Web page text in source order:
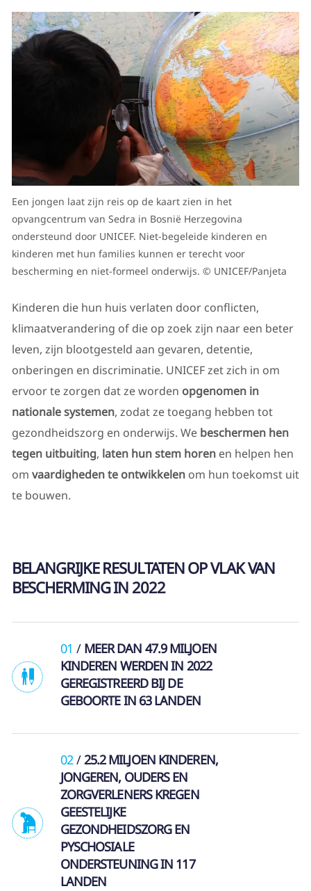
Een jongen laat zijn reis op de kaart zien in het
opvangcentrum van Sedra in Bosnië Herzegovina
ondersteund door UNICEF. Niet-begeleide kinderen en
kinderen met hun families kunnen er terecht voor
bescherming en niet-formeel onderwijs. © UNICEF/Panjeta
Kinderen die hun huis verlaten door conflicten,
klimaatverandering of die op zoek zijn naar een beter
leven, zijn blootgesteld aan gevaren, detentie,
onberingen en discriminatie. UNICEF zet zich in om
ervoor te zorgen dat ze worden opgenomen in
nationale systemen, zodat ze toegang hebben tot
gezondheidszorg en onderwijs. We beschermen hen
tegen uitbuiting, laten hun stem horenen helpen hen
om vaardigheden te ontwikkelenom hun toekomst uit
te bouwen.
BELANGRIJKE RESULTATEN OP VLAK VAN
BESCHERMING IN 2022
01
MEER DAN 47.9 MILJOEN
KINDEREN WERDEN IN 2022
GEREGISTREERD BIJ DE
GEBOORTE IN 63 LANDEN
02
25.2 MILJOEN KINDEREN,
JONGEREN, OUDERS EN
ZORGVERLENERS KREGEN
GEESTELIJKE
GEZONDHEIDSZORG EN
PYSCHOSIALE
ONDERSTEUNING IN 117
LANDEN